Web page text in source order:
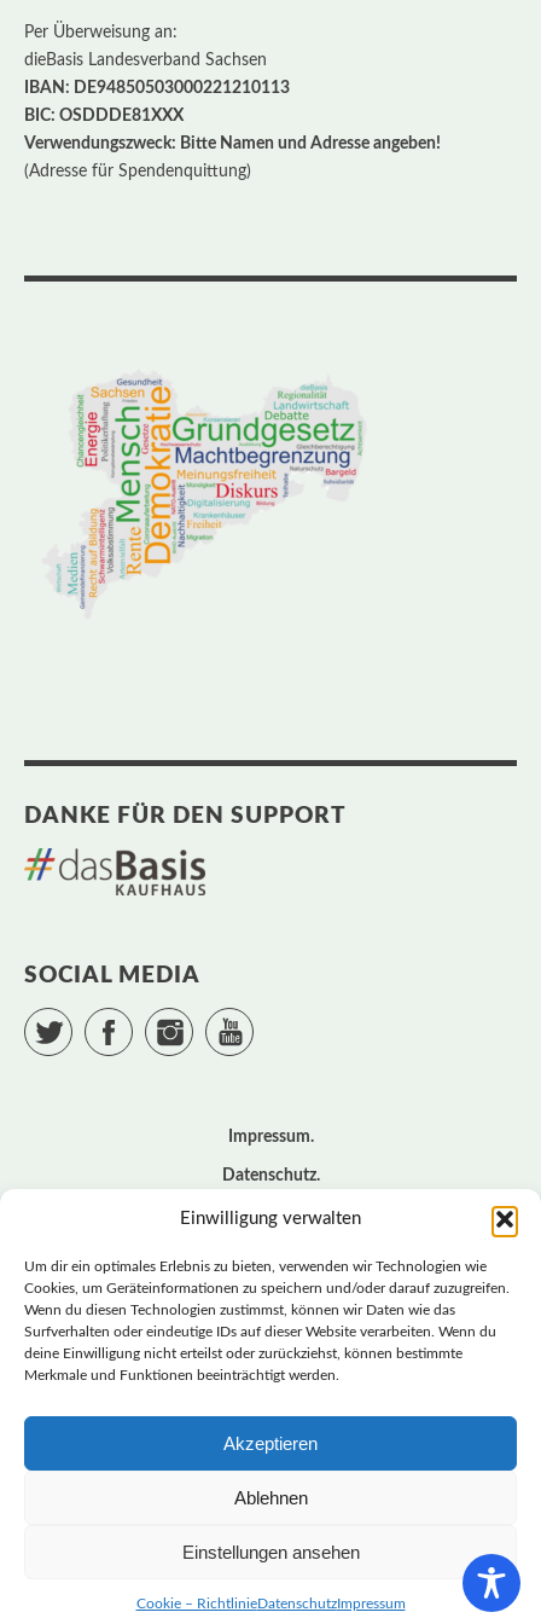
Einwilligung verwalten
Um dir ein optimales Erlebnis zu bieten, verwenden wir Technologien wie
Cookies, um Geräteinformationen zu speichern und/oder darauf zuzugreifen.
Wenn du diesen Technologien zustimmst, können wir Daten wie das
Surfverhalten oder eindeutige IDs auf dieser Website verarbeiten. Wenn du
deine Einwilligung nicht erteilst oder zurückziehst, können bestimmte
Merkmale und Funktionen beeinträchtigt werden.
Akzeptieren
Ablehnen
Einstellungen ansehen
Cookie – RichtlinieDatenschutzImpressum
Per Überweisung an:
dieBasis Landesverband Sachsen
IBAN: DE94850503000221210113
BIC: OSDDDE81XXX
Verwendungszweck: Bitte Namen und Adresse angeben!
(Adresse für Spendenquittung)
DANKE FÜR DEN SUPPORT
SOCIAL MEDIA
Twitter Facebook Instagram
Impressum
Datenschutz
Cookie – Richtlinie (EU)
© BASISDEMOKRATISCHE PARTEI DEUTSCHLAND *
LANDESVERBAND SACHSEN
LANDESVERBAND
SACHSEN | DIEBASIS
BASISDEMOKRATISCHE PARTEI DEUTSCHLAND –